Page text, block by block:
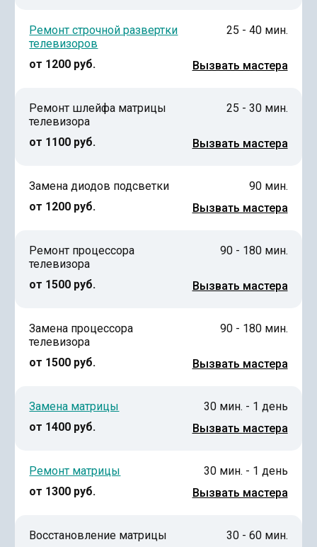
Ремонт строчной развертки
телевизоров
от 1200 руб.
25 - 40 мин.
Вызвать мастера
Ремонт шлейфа матрицы
телевизора
от 1100 руб.
25 - 30 мин.
Вызвать мастера
Замена диодов подсветки
от 1200 руб.
90 мин.
Вызвать мастера
Ремонт процессора
телевизора
от 1500 руб.
90 - 180 мин.
Вызвать мастера
Замена процессора
телевизора
от 1500 руб.
90 - 180 мин.
Вызвать мастера
Замена матрицы
от 1400 руб.
30 мин. - 1 день
Вызвать мастера
Ремонт матрицы
от 1300 руб.
30 мин. - 1 день
Вызвать мастера
Восстановление матрицы 30 - 60 мин.